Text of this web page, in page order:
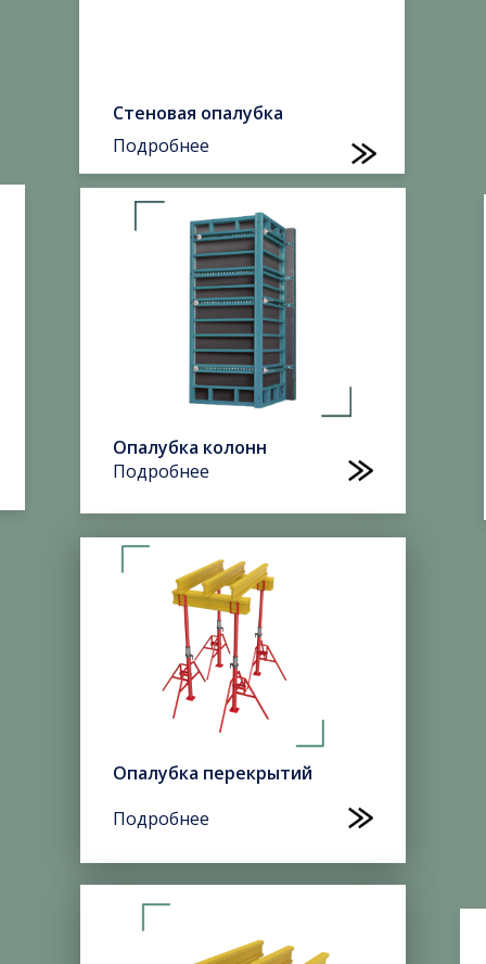
Стеновая опалубка
Подробнее
Опалубка перекрытий
Подробнее
Опалубка колонн
Подробнее